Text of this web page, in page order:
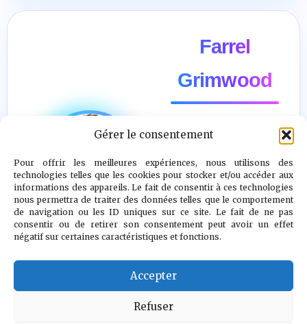
Gérer le consentement
Pour offrir les meilleures expériences, nous utilisons des
technologies telles que les cookies pour stocker et/ou accéder aux
informations des appareils. Le fait de consentir à ces technologies
nous permettra de traiter des données telles que le comportement
de navigation ou les ID uniques sur ce site. Le fait de ne pas
consentir ou de retirer son consentement peut avoir un effet
négatif sur certaines caractéristiques et fonctions.
Accepter
Refuser
Farrel
Grimwood
"Il n’y a pas
d’ennemi. Le
véritable combat
est contre le
doute, la peur et